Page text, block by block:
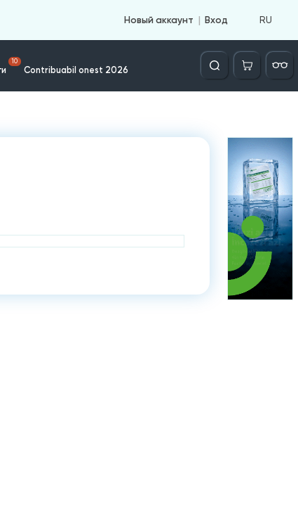
Новый аккаунт Вход RU
10
Contribuabil onest 2026
Căutare